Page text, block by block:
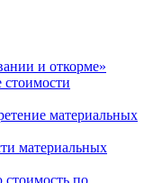
и откорме»
материальных
материальных
по